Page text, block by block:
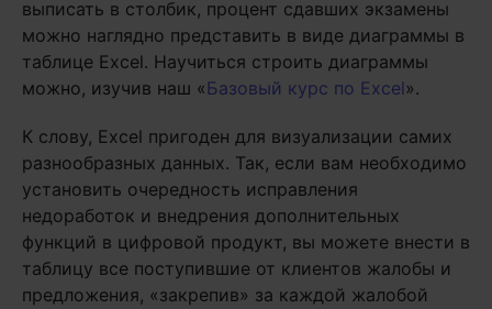
выписать в столбик, процент сдавших экзамены
можно наглядно представить в виде диаграммы в
таблице Excel. Научиться строить диаграммы
можно, изучив наш «Базовый курс по Excel».
К слову, Excel пригоден для визуализации самих
разнообразных данных. Так, если вам необходимо
установить очередность исправления
недоработок и внедрения дополнительных
функций в цифровой продукт, вы можете внести в
таблицу все поступившие от клиентов жалобы и
предложения, «закрепив» за каждой жалобой